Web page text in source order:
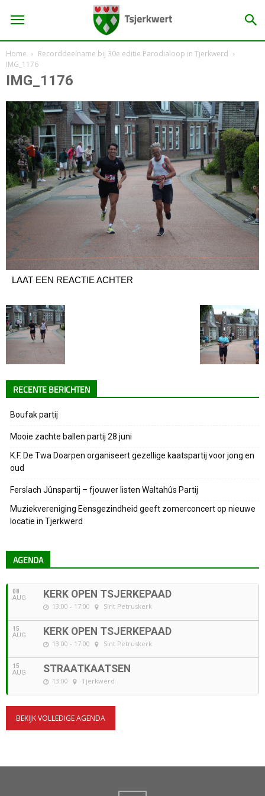
Home
Recorddeelname bij 30e editie Parodialoop in Tjerkwerd
IMG_1176
IMG_1176
LAAT EEN REACTIE ACHTER
RECENTE BERICHTEN
Boufak partij
Mooie zachte ballen partij 28 juni
K.F. De Twa Doarpen organiseert gezellige kaatspartij voor jong en
oud
Ferslach Jûnspartij – fjouwer listen Waltahûs Partij
Muziekvereniging Eensgezindheid geeft zomerconcert op nieuwe
locatie in Tjerkwerd
AGENDA
08
AUG KERK OPEN TSJERKEPAAD
13:00 - 17:00 Sint Petruskerk
15
AUG KERK OPEN TSJERKEPAAD
13:00 - 17:00 Sint Petruskerk
15
AUG STRAATKAATSEN
13:00 Tjerkwerd
BEKIJK VOLLEDIGE AGENDA